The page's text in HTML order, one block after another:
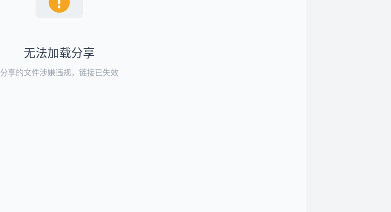
无法加载分享
分享的文件涉嫌违规，链接已失效